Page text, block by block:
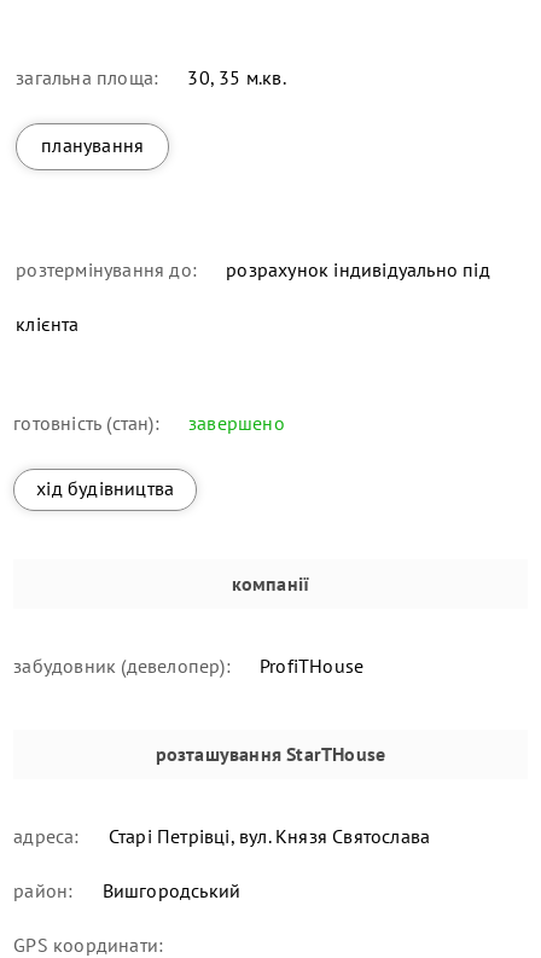
загальна площа: 30, 35 м.кв.
планування
розтермінування до: розрахунок індивідуально під
клієнта
готовність (стан): завершено
хід будівництва
компанії
забудовник (девелопер): ProfiTHouse
розташування StarTHouse
адреса: Старі Петрівці, вул. Князя Святослава
район: Вишгородський
GPS координати: